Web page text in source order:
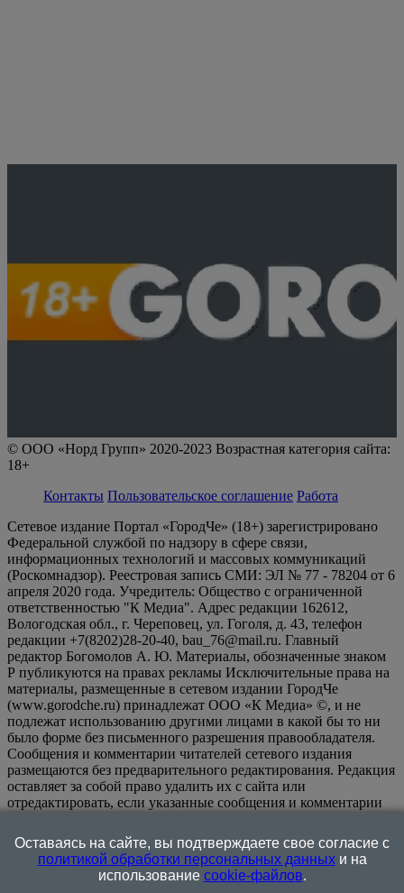
© ООО «Норд Групп» 2020-2023 Возрастная категория сайта:
18+
Контакты Пользовательское соглашение Работа
Сетевое издание Портал «ГородЧе» (18+) зарегистрировано
Федеральной службой по надзору в сфере связи,
информационных технологий и массовых коммуникаций
(Роскомнадзор). Реестровая запись СМИ: ЭЛ № 77 - 78204 от 6
апреля 2020 года. Учредитель: Общество с ограниченной
ответственностью "К Медиа". Адрес редакции 162612,
Вологодская обл., г. Череповец, ул. Гоголя, д. 43, телефон
редакции +7(8202)28-20-40, bau_76@mail.ru. Главный
редактор Богомолов А. Ю. Материалы, обозначенные знаком
Р публикуются на правах рекламы Исключительные права на
материалы, размещенные в сетевом издании ГородЧе
(www.gorodche.ru) принадлежат ООО «К Медиа» ©, и не
подлежат использованию другими лицами в какой бы то ни
было форме без письменного разрешения правообладателя.
Сообщения и комментарии читателей сетевого издания
размещаются без предварительного редактирования. Редакция
оставляет за собой право удалить их с сайта или
отредактировать, если указанные сообщения и комментарии
или нарушением иных требований закона.
информационном ресурсе применяются рекомендательные
технологии (информационные технологии предоставления
информации на основе сбора, систематизации и анализа
Оставаясь на сайте, вы подтверждаете свое согласие с
политикой обработки персональных данныхи на
использование cookie-файлов.